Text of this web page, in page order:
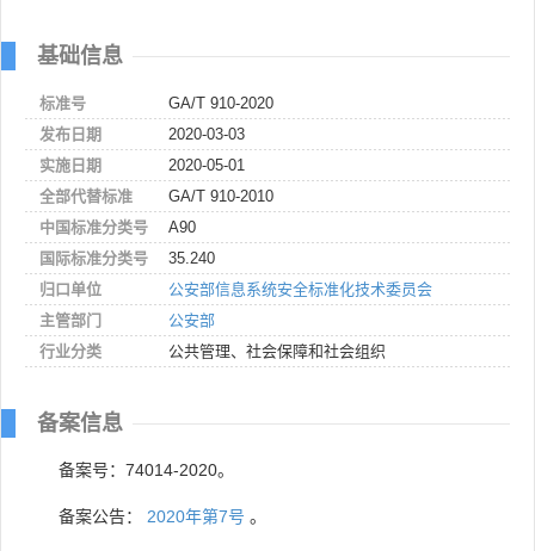
基础信息
标准号
GA/T 910-2020
发布日期
2020-03-03
实施日期
2020-05-01
全部代替标准
GA/T 910-2010
中国标准分类号
A90
国际标准分类号
35.240
归口单位
公安部信息系统安全标准化技术委员会
主管部门
公安部
行业分类
公共管理、社会保障和社会组织
备案信息
备案号：74014-2020。
备案公告： 2020年第7号 。